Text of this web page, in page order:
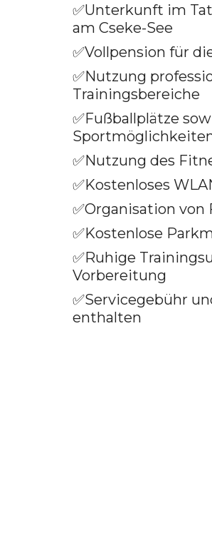
✅Unterkunft im
am Cseke-See
✅Vollpension für
✅Nutzung
Trainingsbereiche
✅Fußballplätze
✅Nutzung des
✅Kostenloses
✅Organisation von
✅Kostenlose
✅Ruhige
Vorbereitung
✅Servicegebühr
enthalten